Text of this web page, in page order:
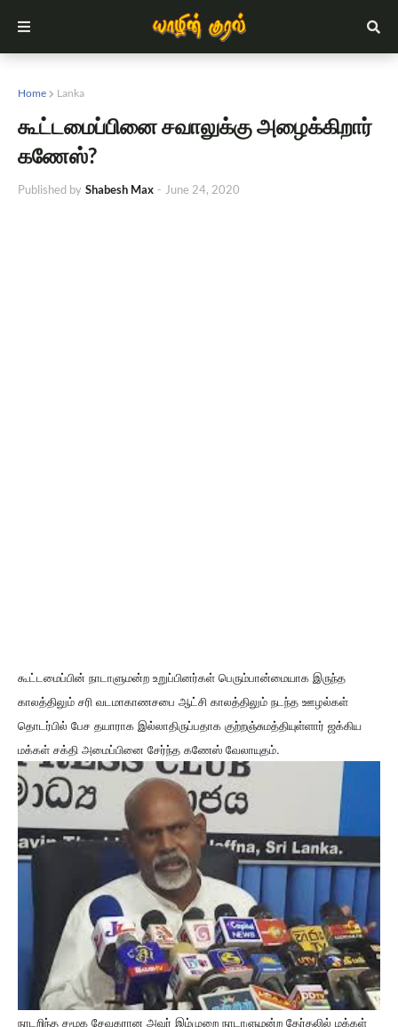
Home Lanka
கூட்டமைப்பினை சவாலுக்கு அழைக்கிறார்
கணேஸ்?
Published by Shabesh Max - June 24, 2020
கூட்டமைப்பின் நாடாளுமன்ற உறுப்பினர்கள் பெரும்பான்மையாக இருந்த
காலத்திலும் சரி வடமாகாணசபை ஆட்சி காலத்திலும் நடந்த ஊழல்கள்
தொடர்பில் பேச தயாராக இல்லாதிருப்பதாக குற்றஞ்சுமத்தியுள்ளார் ஜக்கிய
மக்கள் சக்தி அமைப்பினை சேர்ந்த கணேஸ் வேலாயுதம்.
நாடறிந்த சமூக சேவகரான அவர் இம்முறை நாடாளுமன்ற தேர்தலில் மக்கள்